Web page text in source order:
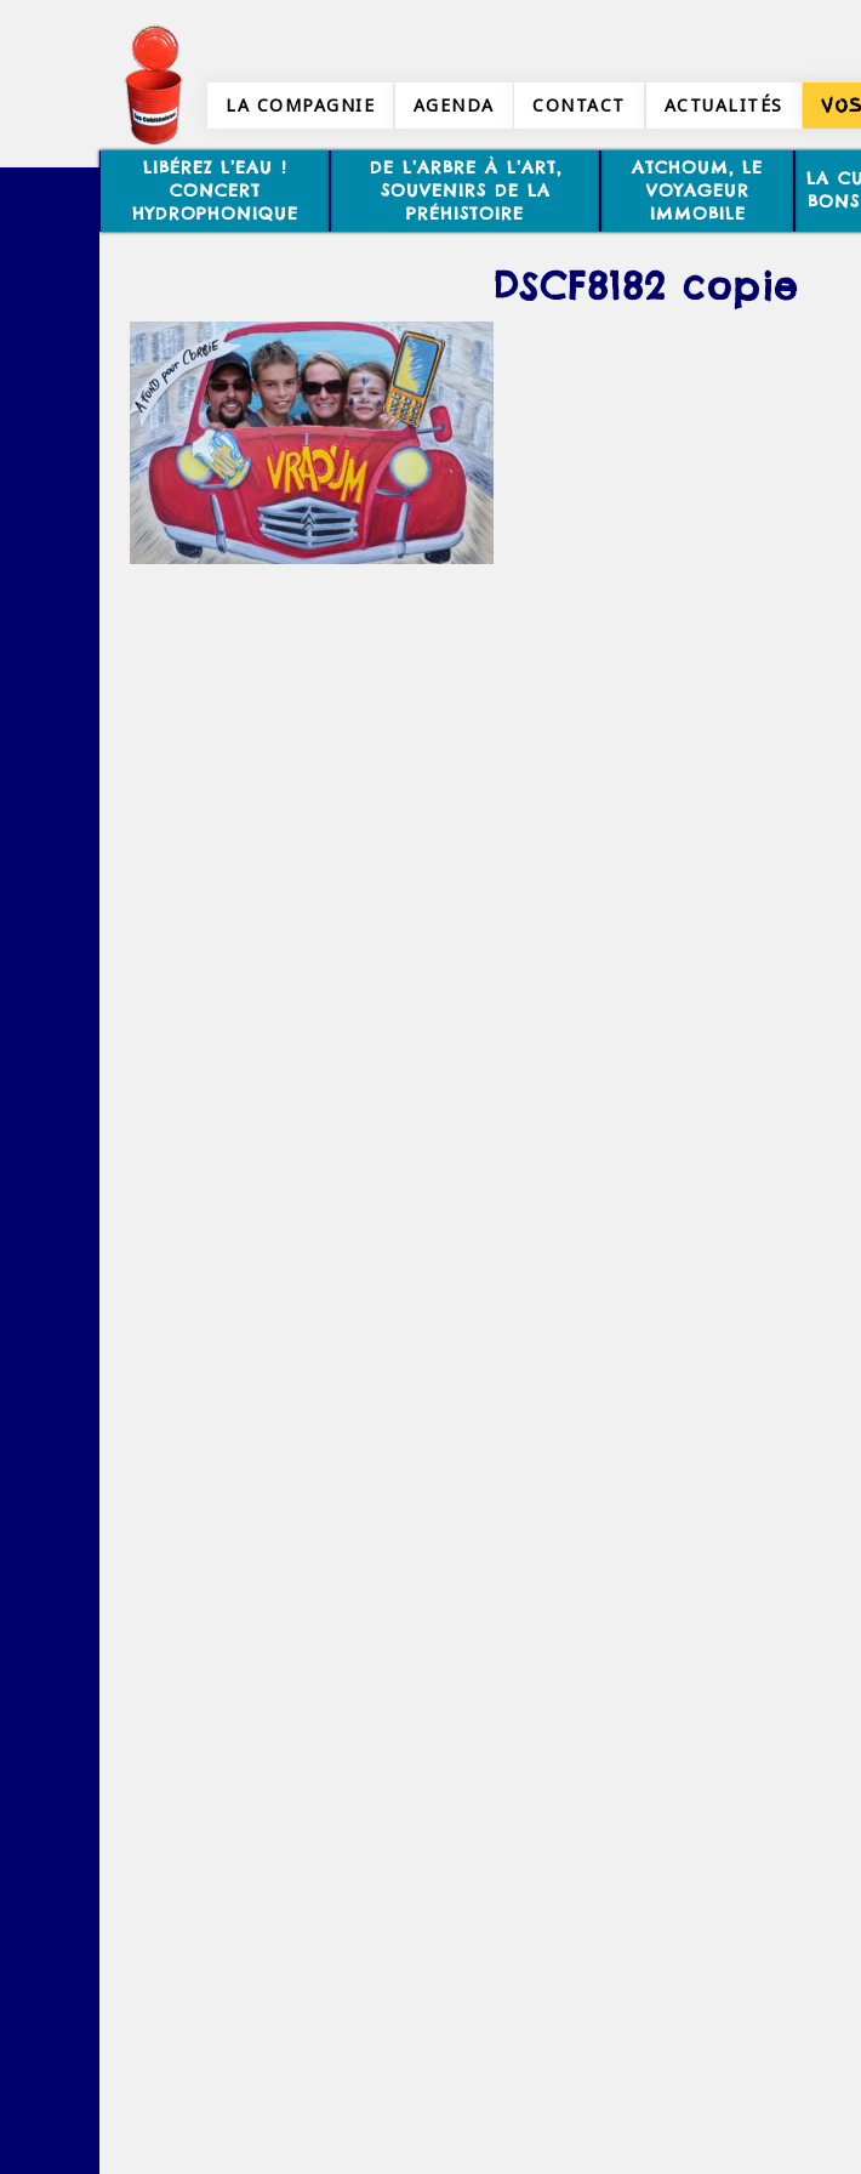
LA COMPAGNIE AGENDA CONTACT ACTUALITÉS
LIBÉREZ L’EAU !
CONCERT
HYDROPHONIQUE
DE L’ARBRE À L’ART,
SOUVENIRS DE LA
PRÉHISTOIRE
ATCHOUM, LE
VOYAGEUR
IMMOBILE
LA
DSCF8182 copie